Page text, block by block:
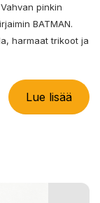
pinkin
BATMAN.
harmaat trikoot ja
Lue lisää